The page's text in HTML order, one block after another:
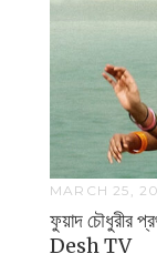
MARCH 25,
ফুয়াদ চৌধুরীর
Desh TV